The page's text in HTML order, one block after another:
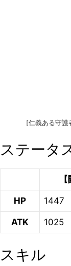
[仁義ある守護
ステータ
HP 1447
ATK 1025
スキル